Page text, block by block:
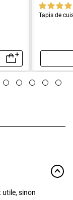
Tapis de
utile, sinon